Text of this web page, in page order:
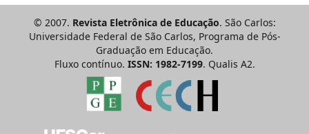
© 2007. Revista Eletrônica de Educação. São Carlos:
Universidade Federal de São Carlos, Programa de Pós-
Graduação em Educação.
Fluxo contínuo. ISSN: 1982-7199. Qualis A2.